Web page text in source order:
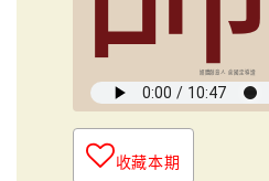
媒體創意人 俞國定導讀
收藏本期